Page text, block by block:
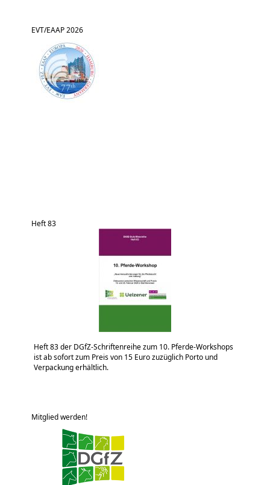
EVT/EAAP 2026
Heft 83
Heft 83 der DGfZ-Schriftenreihe zum 10. Pferde-Workshops
ist ab sofort zum Preis von 15 Euro zuzüglich Porto und
Verpackung erhältlich.
Mitglied werden!